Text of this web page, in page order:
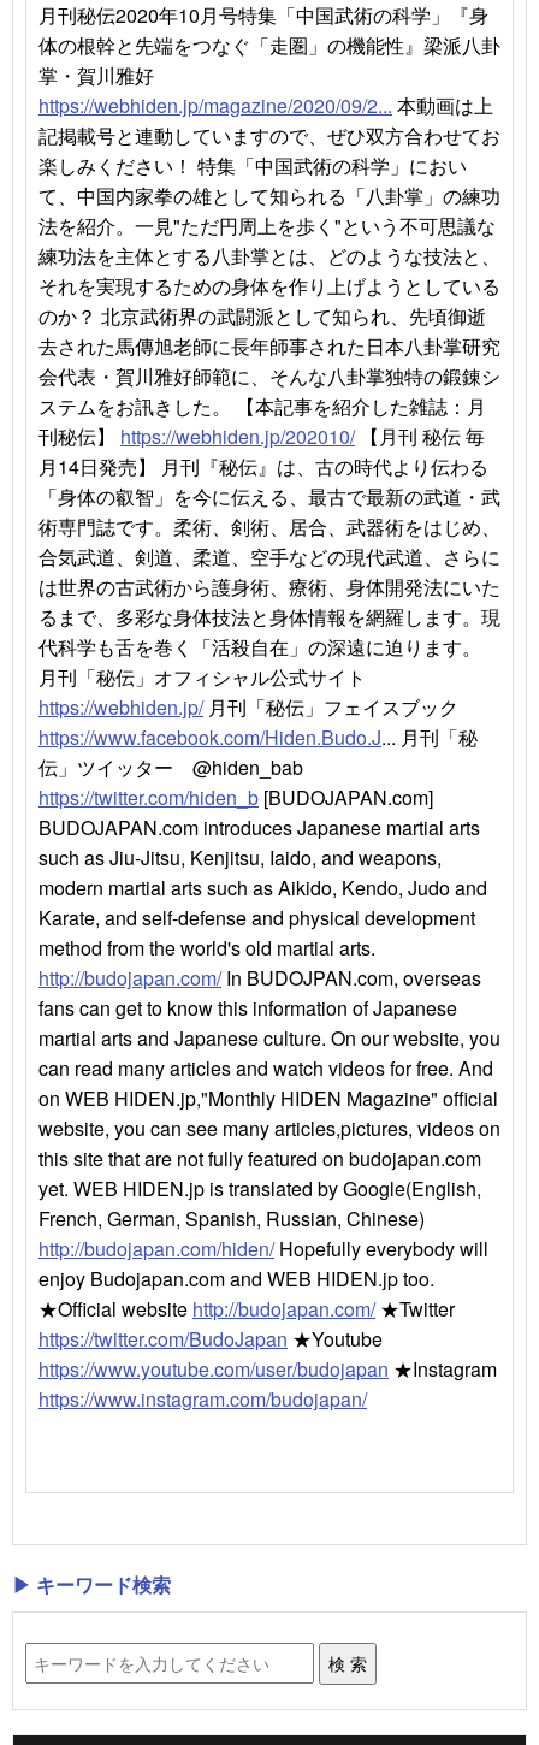
月刊秘伝2020年10月号特集「中国武術の科学」『身
体の根幹と先端をつなぐ「走圏」の機能性』梁派八卦
掌・賀川雅好
https://webhiden.jp/magazine/2020/09/2... 本動画は上
記掲載号と連動していますので、ぜひ双方合わせてお
楽しみください！ 特集「中国武術の科学」におい
て、中国内家拳の雄として知られる「八卦掌」の練功
法を紹介。一見"ただ円周上を歩く"という不可思議な
練功法を主体とする八卦掌とは、どのような技法と、
それを実現するための身体を作り上げようとしている
のか？ 北京武術界の武闘派として知られ、先頃御逝
去された馬傳旭老師に長年師事された日本八卦掌研究
会代表・賀川雅好師範に、そんな八卦掌独特の鍛錬シ
ステムをお訊きした。 【本記事を紹介した雑誌：月
刊秘伝】 https://webhiden.jp/202010/【月刊 秘伝 毎
月14日発売】 月刊『秘伝』は、古の時代より伝わる
「身体の叡智」を今に伝える、最古で最新の武道・武
術専門誌です。柔術、剣術、居合、武器術をはじめ、
合気武道、剣道、柔道、空手などの現代武道、さらに
は世界の古武術から護身術、療術、身体開発法にいた
るまで、多彩な身体技法と身体情報を網羅します。現
代科学も舌を巻く「活殺自在」の深遠に迫ります。
月刊「秘伝」オフィシャル公式サイト
https://webhiden.jp/月刊「秘伝」フェイスブック
https://www.facebook.com/Hiden.Budo.J... 月刊「秘
伝」ツイッター @hiden_bab
https://twitter.com/hiden_b [BUDOJAPAN.com]
BUDOJAPAN.com introduces Japanese martial arts
such as Jiu-Jitsu, Kenjitsu, Iaido, and weapons,
modern martial arts such as Aikido, Kendo, Judo and
Karate, and self-defense and physical development
method from the world's old martial arts.
http://budojapan.com/In BUDOJPAN.com, overseas
fans can get to know this information of Japanese
martial arts and Japanese culture. On our website, you
can read many articles and watch videos for free. And
on WEB HIDEN.jp,"Monthly HIDEN Magazine" official
website, you can see many articles,pictures, videos on
this site that are not fully featured on budojapan.com
yet. WEB HIDEN.jp is translated by Google(English,
French, German, Spanish, Russian, Chinese)
http://budojapan.com/hiden/Hopefully everybody will
enjoy Budojapan.com and WEB HIDEN.jp too.
★Official website http://budojapan.com/★Twitter
https://twitter.com/BudoJapan ★Youtube
https://www.youtube.com/user/budojapan ★Instagram
https://www.instagram.com/budojapan/
▶ キーワード検索